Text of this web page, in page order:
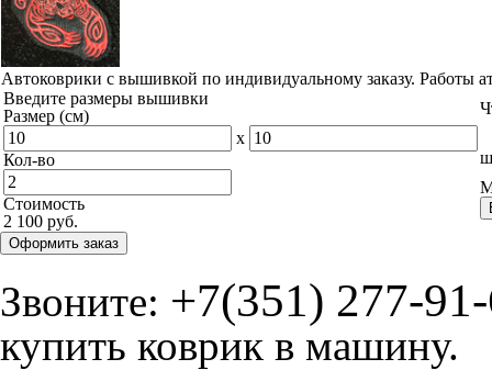
© ателье «Автоковрики
корпус 1.
На нашем сайте в целях